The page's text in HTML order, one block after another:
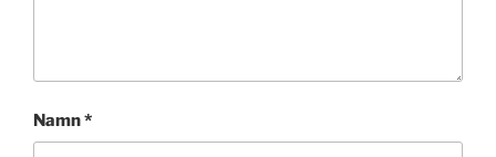
Namn*